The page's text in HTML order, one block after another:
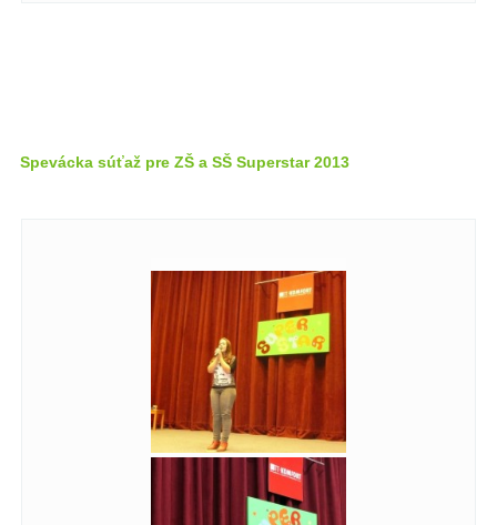
Spevácka súťaž pre ZŠ a SŠ Superstar 2013